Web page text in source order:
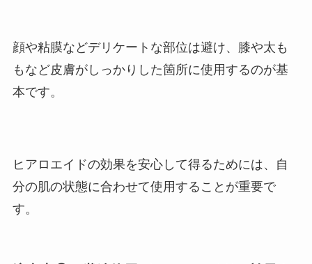
顔や粘膜などデリケートな部位は避け、膝や太も
もなど皮膚がしっかりした箇所に使用するのが基
本です。
ヒアロエイドの効果を安心して得るためには、自
分の肌の状態に合わせて使用することが重要で
す。